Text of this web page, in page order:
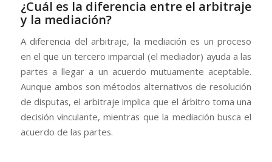
¿Cuál es la diferencia entre el arbitraje
y la mediación?
A diferencia del arbitraje, la mediación es un proceso
en el que un tercero imparcial (el mediador) ayuda a las
partes a llegar a un acuerdo mutuamente aceptable.
Aunque ambos son métodos alternativos de resolución
de disputas, el arbitraje implica que el árbitro toma una
decisión vinculante, mientras que la mediación busca el
acuerdo de las partes.